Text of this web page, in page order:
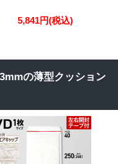
5,841円(税込)
の薄型クッション